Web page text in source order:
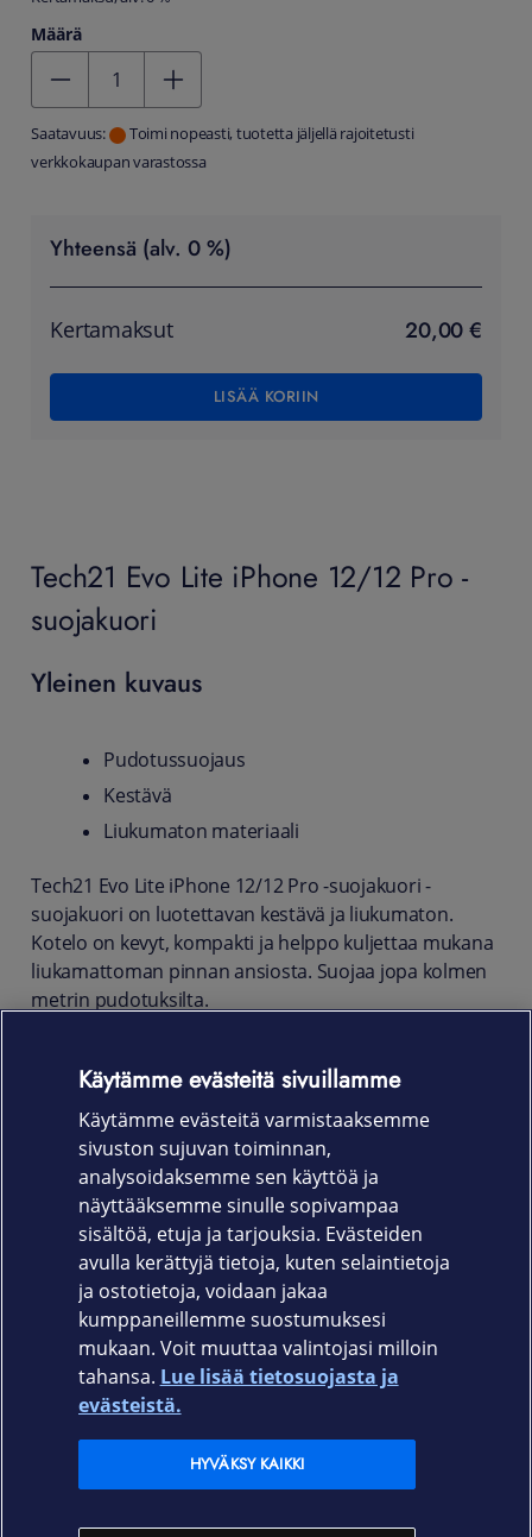
Määrä
Saatavuus:
Toimi nopeasti, tuotetta jäljellä rajoitetusti
verkkokaupan varastossa
Yhteensä (alv. 0 %)
Kertamaksut 20,00 €
LISÄÄ KORIIN
Tech21 Evo Lite iPhone 12/12 Pro -
suojakuori
Yleinen kuvaus
Pudotussuojaus
Kestävä
Liukumaton materiaali
Tech21 Evo Lite iPhone 12/12 Pro -suojakuori -
suojakuori on luotettavan kestävä ja liukumaton.
Kotelo on kevyt, kompakti ja helppo kuljettaa mukana
liukamattoman pinnan ansiosta. Suojaa jopa kolmen
metrin pudotuksilta.
napit toimivat normaalisti.
Tuotekoodi:
T21-10428 Musta
T21-10429 Kirkas
Elisa.fi
Käytämme evästeitä sivuillamme
Käytämme evästeitä varmistaaksemme
sivuston sujuvan toiminnan,
analysoidaksemme sen käyttöä ja
näyttääksemme sinulle sopivampaa
sisältöä, etuja ja tarjouksia. Evästeiden
avulla kerättyjä tietoja, kuten selaintietoja
ja ostotietoja, voidaan jakaa
kumppaneillemme suostumuksesi
mukaan. Voit muuttaa valintojasi milloin
tahansa. Lue lisää tietosuojasta ja
evästeistä.
HYVÄKSY KAIKKI